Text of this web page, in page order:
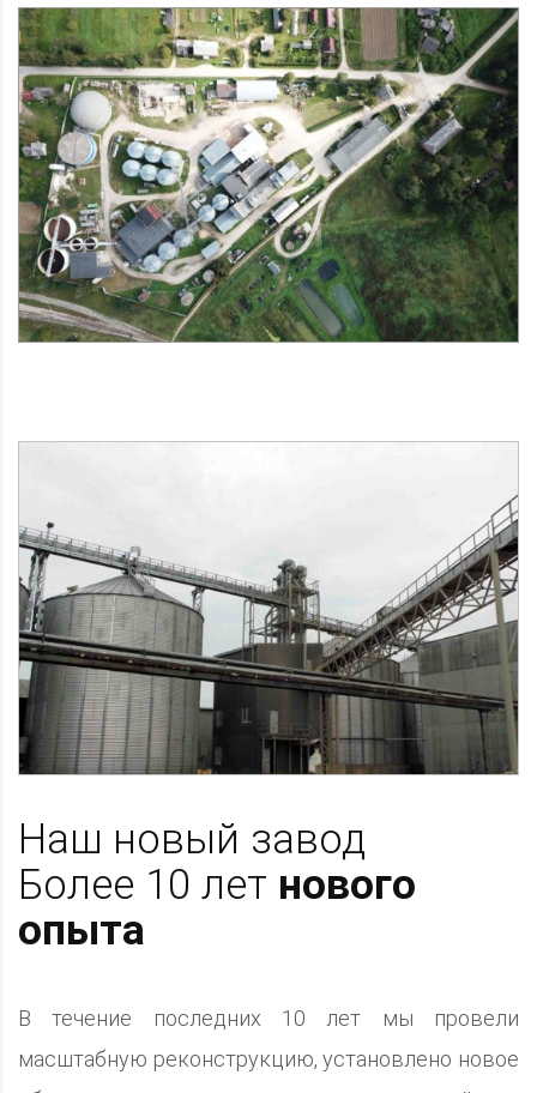
Наш новый завод
Более 10 лет нового
опыта
В течение последних 10 лет мы провели
масштабную реконструкцию, установлено новое